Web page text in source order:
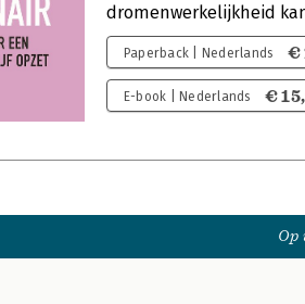
dromenwerkelijkheid
Paperback | Nederlands €
E-book | Nederlands €
Op